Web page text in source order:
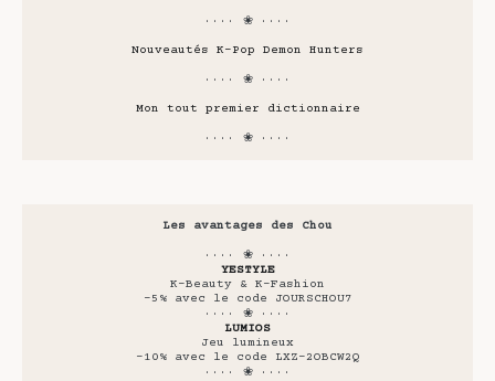
···· ❀ ····
Nouveautés K-Pop Demon Hunters
···· ❀ ····
Mon tout premier dictionnaire
···· ❀ ····
Les avantages des Chou
···· ❀ ····
YESTYLE
K-Beauty & K-Fashion
-5% avec le code JOURSCHOU7
···· ❀ ····
LUMIOS
Jeu lumineux
-10% avec le code LXZ-2OBCW2Q
···· ❀ ····